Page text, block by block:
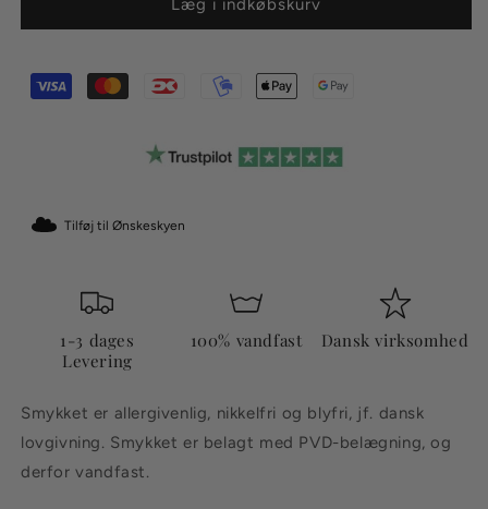
Sølvbelagt Sølvbelagt
Tilføj til Ønskeskyen
1-3 dages
Levering
100% vandfast Dansk virksomhed
Smykket er allergivenlig, nikkelfri og blyfri, jf. dansk
lovgivning. Smykket er belagt med PVD-belægning, og
derfor vandfast.